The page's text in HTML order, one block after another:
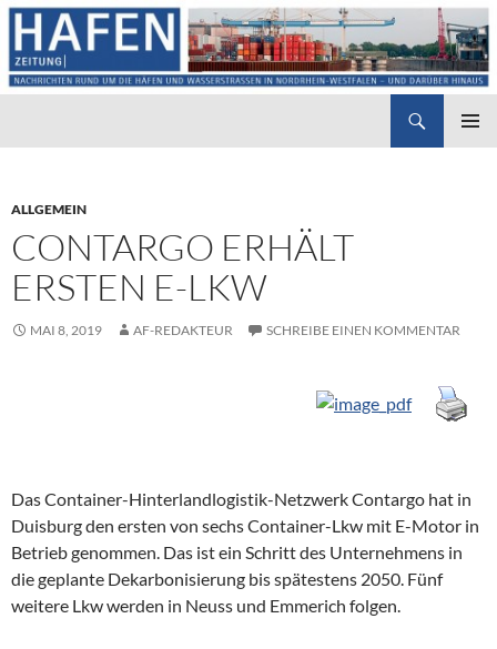
ALLGEMEIN
CONTARGO ERHÄLT
ERSTEN E-LKW
MAI 8, 2019 AF-REDAKTEUR SCHREIBE EINEN KOMMENTAR
Das Container-Hinterlandlogistik-Netzwerk Contargo hat in
Duisburg den ersten von sechs Container-Lkw mit E-Motor in
Betrieb genommen. Das ist ein Schritt des Unternehmens in
die geplante Dekarbonisierung bis spätestens 2050. Fünf
weitere Lkw werden in Neuss und Emmerich folgen.